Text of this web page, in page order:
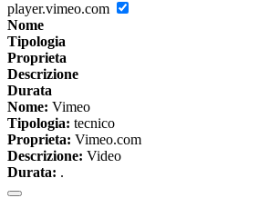
player.vimeo.com
Nome
Tipologia
Proprieta
Descrizione
Durata
Nome: Vimeo
Tipologia: tecnico
Proprieta: Vimeo.com
Descrizione: Video
Durata: .